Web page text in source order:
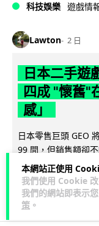
本網站正使用
我們使用 Cookie
我們的網站即表示
策 。
科技娛樂 遊戲情
Lawton 2 日
日本二手遊
四成 "懷舊"
感」
日本零售巨頭 GEO
99 間，但銷售額卻
收」奇蹟，...
閱讀
262 20 ↗